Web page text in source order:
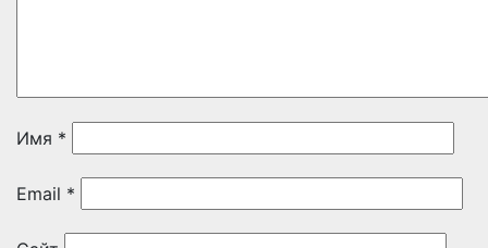
Имя *
Email *